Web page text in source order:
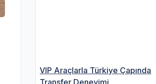
VIP Araçlarla Türkiye Çapında
Transfer Deneyimi